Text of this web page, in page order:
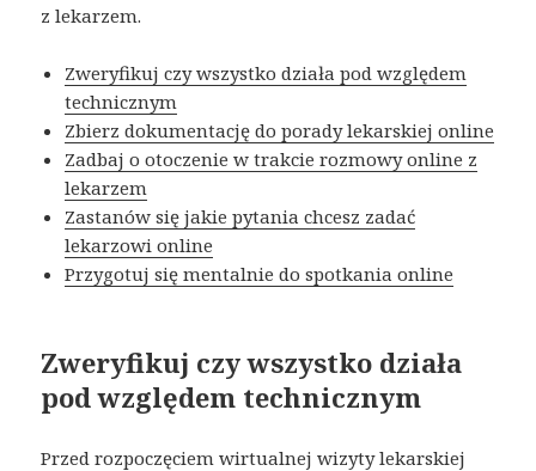
z lekarzem.
Zweryfikuj czy wszystko działa pod względem
technicznym
Zbierz dokumentację do porady lekarskiej online
Zadbaj o otoczenie w trakcie rozmowy online z
lekarzem
Zastanów się jakie pytania chcesz zadać
lekarzowi online
Przygotuj się mentalnie do spotkania online
Zweryfikuj czy wszystko działa
pod względem technicznym
Przed rozpoczęciem wirtualnej wizyty lekarskiej